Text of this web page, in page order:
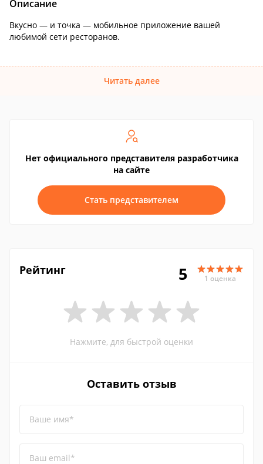
Описание
Вкусно — и точка — мобильное приложение вашей
любимой сети ресторанов.
Читать далее
Нет официального представителя разработчика
на сайте
Стать представителем
Рейтинг 5 1 оценка
Нажмите, для быстрой оценки
Оставить отзыв
Ваше имя*
Ваш email*